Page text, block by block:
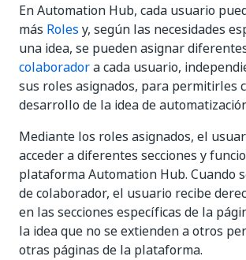
En Automation Hub, cada usuario
más Roles y, según las necesidades
una idea, se pueden asignar
colaboradora cada usuario,
sus roles asignados, para permitirles
desarrollo de la idea de
Mediante los roles asignados, el
acceder a diferentes secciones y
plataforma Automation Hub. Cuando
de colaborador, el usuario recibe
en las secciones específicas de la
la idea que no se extienden a otros
otras páginas de la plataforma.